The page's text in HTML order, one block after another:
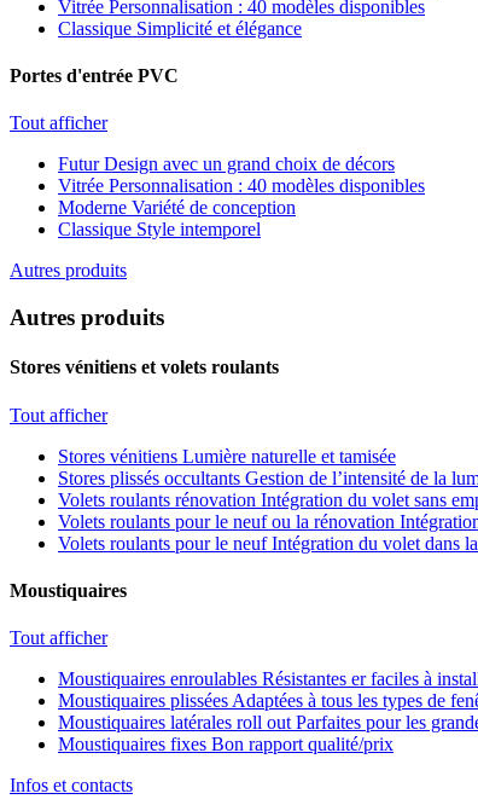
Vitrée Personnalisation : 40 modèles disponibles
Classique Simplicité et élégance
Portes d'entrée PVC
Tout afficher
Futur Design avec un grand choix de décors
Vitrée Personnalisation : 40 modèles disponibles
Moderne Variété de conception
Classique Style intemporel
Autres produits
Autres produits
Stores vénitiens et volets roulants
Tout afficher
Stores vénitiens Lumière naturelle et tamisée
Stores plissés occultants Gestion de l’intensité de la
Volets roulants rénovation Intégration du volet sans
Volets roulants pour le neuf ou la rénovation
Volets roulants pour le neuf Intégration du volet dans
Moustiquaires
Tout afficher
Moustiquaires enroulables Résistantes er faciles à
Moustiquaires plissées Adaptées à tous les types de
Moustiquaires latérales roll out Parfaites pour les
Moustiquaires fixes Bon rapport qualité/prix
Infos et contacts